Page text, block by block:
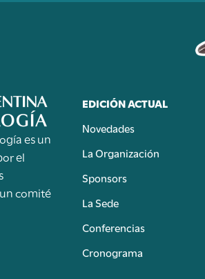
es un
el
comité
EDICIÓN ACTUAL
Novedades
La Organización
Sponsors
La Sede
Conferencias
Cronograma